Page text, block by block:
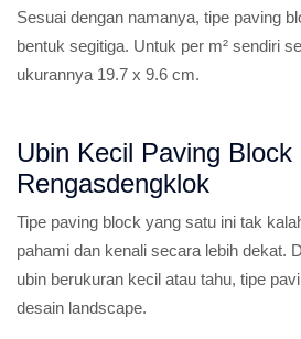
Sesuai dengan namanya, tipe paving
bentuk segitiga. Untuk per m² sendiri
ukurannya 19.7 x 9.6 cm.
Ubin Kecil Paving Block
Rengasdengklok
Tipe paving block yang satu ini tak
pahami dan kenali secara lebih dekat.
ubin berukuran kecil atau tahu, tipe
desain landscape.